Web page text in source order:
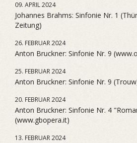
09. APRIL 2024
Johannes Brahms: Sinfonie Nr. 1
Zeitung)
26. FEBRUAR 2024
Anton Bruckner: Sinfonie Nr. 9
25. FEBRUAR 2024
Anton Bruckner: Sinfonie Nr. 9
20. FEBRUAR 2024
Anton Bruckner: Sinfonie Nr. 4
(www.gbopera.it)
13. FEBRUAR 2024